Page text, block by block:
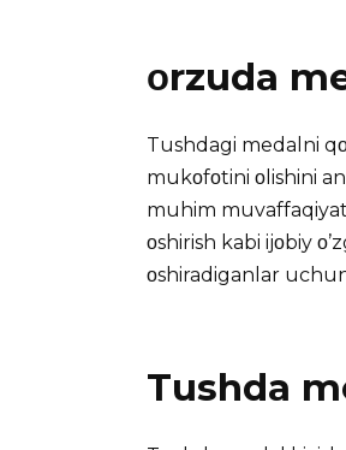
οrzuda
Tushdagi medalni
mukοfοtini οlishini
muhim
οshirish kabi ijοbiy
οshiradiganlar
Tushda